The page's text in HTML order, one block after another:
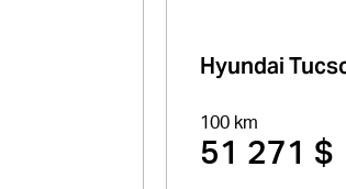
Hyundai
100 km
51 271 $